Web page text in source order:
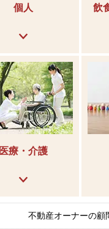
個人 飲
医療・介護
不動産オーナーの顧